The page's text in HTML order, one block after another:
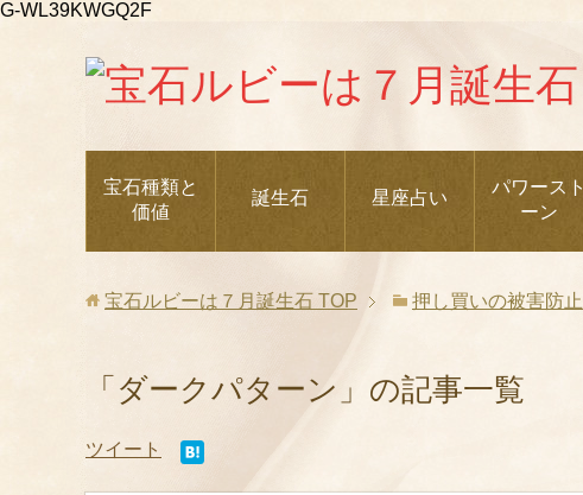
G-WL39KWGQ2F
宝石種類と
価値
誕生石 星座占い
パワースト
ーン
宝石ルビーは７月誕生石 TOP 押し買いの被害防止
「ダークパターン」の記事一覧
ツイート